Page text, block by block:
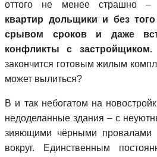
оттого не менее страшно –
квартир дольщики и без
срывом сроков и даже
конфликты с застройщиком.
закончится готовым жилым
может вылиться?
В и так небогатом на
недоделанные здания – с
зияющими чёрными провалами
вокруг. Единственным